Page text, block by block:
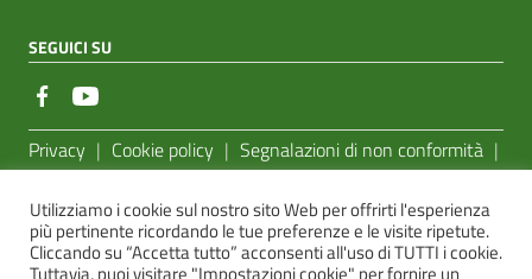
SEGUICI SU
Sezione Link Utili
Privacy | Cookie policy | Segnalazioni di non conformità |
AgID
Sito realizzato dallae-Linking Online Systems S.r.l.
Utilizziamo i cookie sul nostro sito Web per offrirti l'esperienza
più pertinente ricordando le tue preferenze e le visite ripetute.
Cliccando su “Accetta tutto” acconsenti all'uso di TUTTI i cookie.